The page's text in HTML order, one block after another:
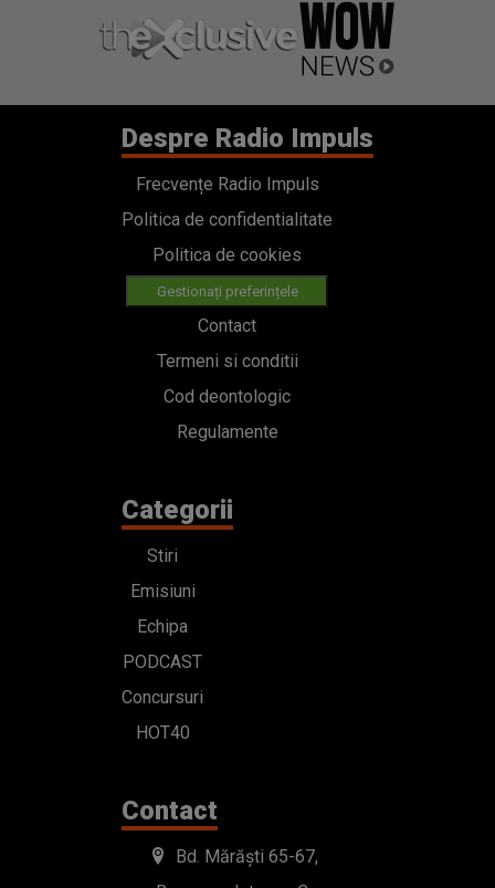
Despre Radio Impuls
Frecvențe Radio Impuls
Politica de confidentialitate
Politica de cookies
Gestionați preferințele
Contact
Termeni si conditii
Cod deontologic
Regulamente
Categorii
Stiri
Emisiuni
Echipa
PODCAST
Concursuri
HOT40
Contact
Bd. Mărăști 65-67,